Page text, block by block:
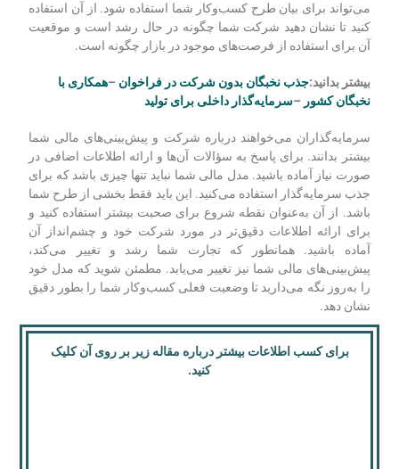
می‌تواند برای بیان طرح کسب‌وکار شما استفاده شود. از آن استفاده
کنید تا نشان دهید شرکت شما چگونه در حال رشد است و موقعیت
آن برای استفاده از فرصت‌های موجود در بازار چگونه است.
بیشتر بدانید:جذب نخبگان بدون شرکت در فراخوان –همکاری با
نخبگان کشور –سرمایه‌گذار داخلی برای تولید
سرمایه‌گذاران می‌خواهند درباره شرکت و پیش‌بینی‌های مالی شما
بیشتر بدانند. برای پاسخ به سؤالات آن‌ها و ارائه اطلاعات اضافی در
صورت نیاز آماده باشید. مدل مالی شما نباید تنها چیزی باشد که برای
جذب سرمایه‌گذار استفاده می‌کنید. این باید فقط بخشی از طرح شما
باشد. از آن به‌عنوان نقطه شروع برای صحبت بیشتر استفاده کنید و
برای ارائه اطلاعات دقیق‌تر در مورد شرکت خود و چشم‌انداز آن
آماده باشید. همانطور که تجارت شما رشد و تغییر می‌کند،
پیش‌بینی‌های مالی شما نیز تغییر می‌یابد. مطمئن شوید که مدل خود
را به‌روز نگه می‌دارید تا وضعیت فعلی کسب‌وکار شما را بطور دقیق
نشان دهد.
برای کسب اطلاعات بیشتر درباره مقاله زیر بر روی آن کلیک
کنید.